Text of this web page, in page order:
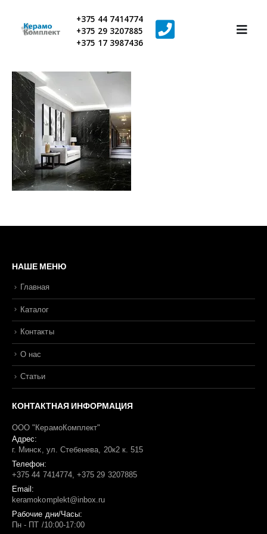
+375 44 7414774
+375 29 3207885
+375 17 3987436
НАШЕ МЕНЮ
Главная
Каталог
Контакты
О нас
Статьи
КОНТАКТНАЯ ИНФОРМАЦИЯ
ООО "КерамоКомплект"
Адрес:
г. Минск, ул. Стебенева, 20к2 к. 515
Телефон:
+375 44 7414774, +375 29 3207885
Email:
keramokomplekt@inbox.ru
Рабочие дни/Часы:
Пн - ПТ /10:00-17:00